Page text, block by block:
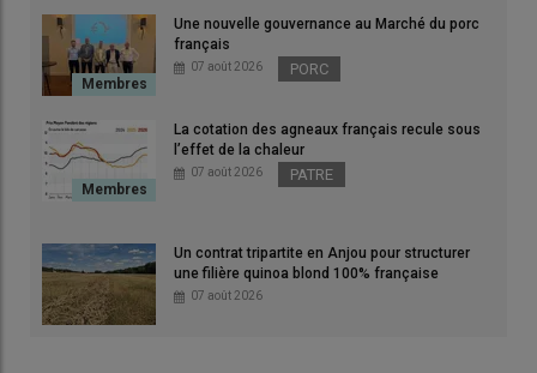
réévaluent plusieurs montants pour les aides PAC couplées et
découplées de la campagne 2025 dont plusieurs aides bio.
Quels montants réévalués pour les
aides PAC 2025 découplées ?
2025 pour les jeunes agriculteurs ?
arrêté publié au journal officiel du 12 juin
de la campagne 2025 :
Une nouvelle gouvernance au Marché du porc
français
07 août 2026 PORC
La cotation des agneaux français recule sous
l’effet de la chaleur
07 août 2026 PATRE
Un contrat tripartite en Anjou pour structurer
une filière quinoa blond 100% française
07 août 2026